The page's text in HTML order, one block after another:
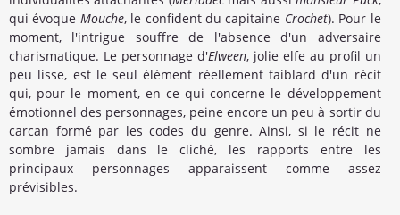
qui évoque Mouche, le confident du capitaine Crochet). Pour le
moment, l'intrigue souffre de l'absence d'un adversaire
charismatique. Le personnage d'Elween, jolie elfe au profil un
peu lisse, est le seul élément réellement faiblard d'un récit
qui, pour le moment, en ce qui concerne le développement
émotionnel des personnages, peine encore un peu à sortir du
carcan formé par les codes du genre. Ainsi, si le récit ne
sombre jamais dans le cliché, les rapports entre les
principaux personnages apparaissent comme assez
prévisibles.